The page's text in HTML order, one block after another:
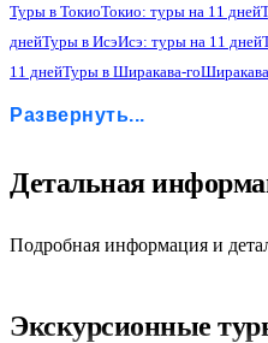
Туры в ТокиоТокио: туры на 11 дней
днейТуры в ИсэИсэ: туры на 11 дней
11 днейТуры в Ширакава-го
Такаяма: туры на 11 дней
Развернуть...
Детальная
Подробная информация и
Экскурсионные